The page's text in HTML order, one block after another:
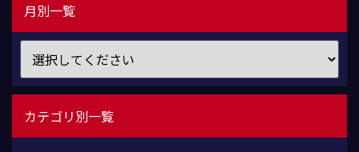
月別一覧
カテゴリ別一覧